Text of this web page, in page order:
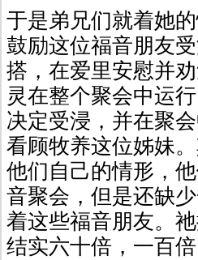
于是弟兄们就着她
鼓励这位福音朋友
搭，在爱里安慰并
灵在整个聚会中运
决定受浸，并在聚
看顾牧养这位姊妹
他们自己的情形，
音聚会，但是还缺
着这些福音朋友。
结实六十倍，一百倍